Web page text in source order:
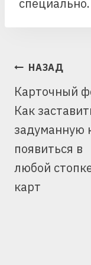
специально.
НАВИГАЦИЯ
ЗАПИСЯМ
НАЗАД
Карточный
Как
задуманную
появиться в
любой
карт